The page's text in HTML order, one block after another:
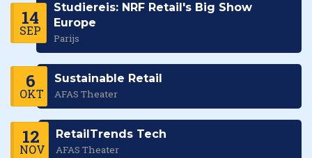
14
SEP
Studiereis: NRF Retail's Big Show
Europe
Parijs
6
OKT
Sustainable Retail
AFAS Theater
12
NOV
RetailTrends Tech
AFAS Theater